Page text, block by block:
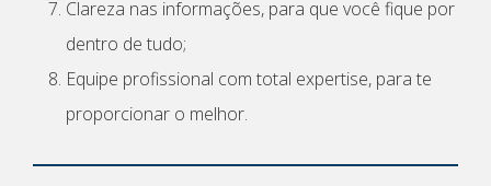
Clareza nas informações, para que você fique por
dentro de tudo;
Equipe profissional com total expertise, para te
proporcionar o melhor.